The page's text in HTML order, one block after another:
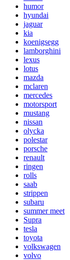
humor
hyundai
jaguar
kia
koenigsegg
lamborghini
lexus
lotus
mazda
mclaren
mercedes
motorsport
mustang
nissan
olycka
polestar
porsche
renault
ringen
rolls
saab
strippen
subaru
summer meet
Supra
tesla
toyota
volkswagen
volvo